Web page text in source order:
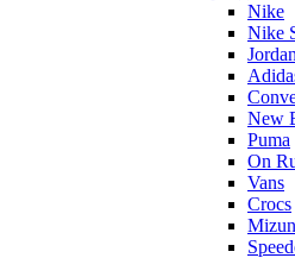
Nike
Nike
Jordan
New
Puma
On
Vans
Crocs